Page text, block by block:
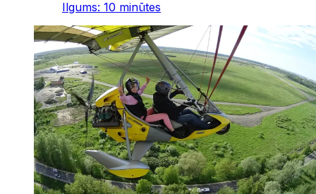
Ilgums: 10 minūtes